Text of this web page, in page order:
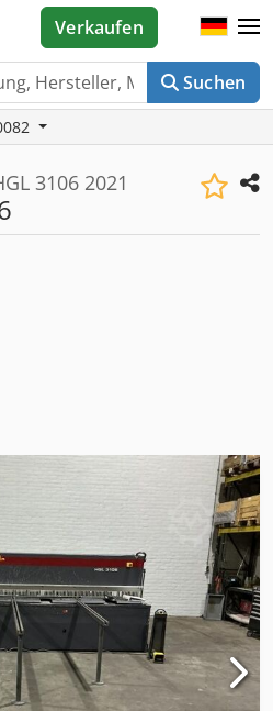
Suchen
Verkaufen
3106 2021